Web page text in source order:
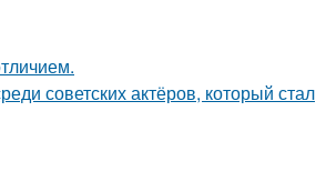
советских актёров, который стал